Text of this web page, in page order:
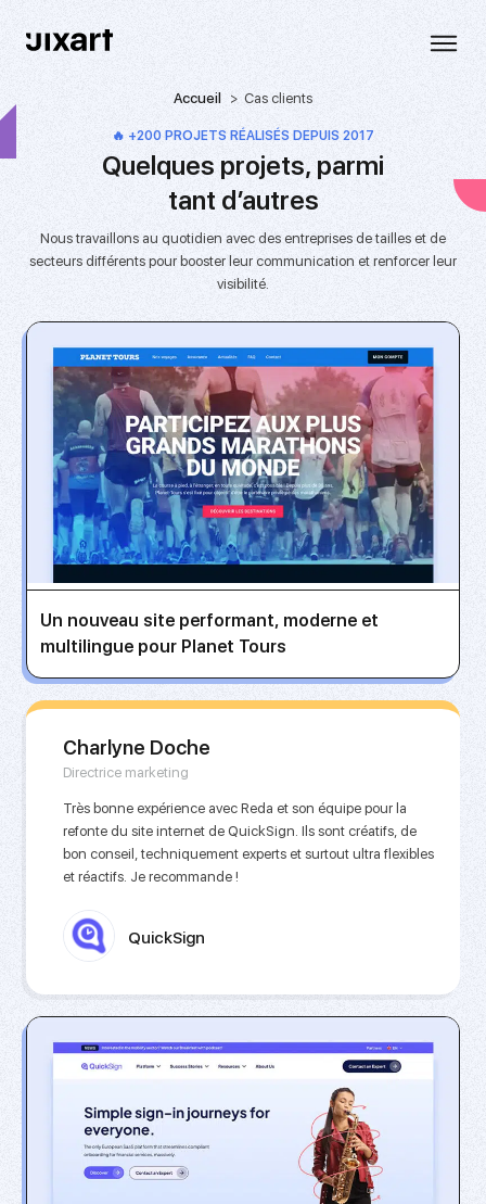
Accueil Cas clients
🔥 +200 PROJETS RÉALISÉS DEPUIS 2017
Quelques projets, parmi
tant d’autres
Nous travaillons au quotidien avec des entreprises de tailles et de
secteurs différents pour booster leur communication et renforcer leur
visibilité.
Un nouveau site performant, moderne et
multilingue pour Planet Tours
Charlyne Doche
Directrice marketing
Très bonne expérience avec Reda et son équipe pour la
refonte du site internet de QuickSign. Ils sont créatifs, de
bon conseil, techniquement experts et surtout ultra flexibles
et réactifs. Je recommande !
QuickSign